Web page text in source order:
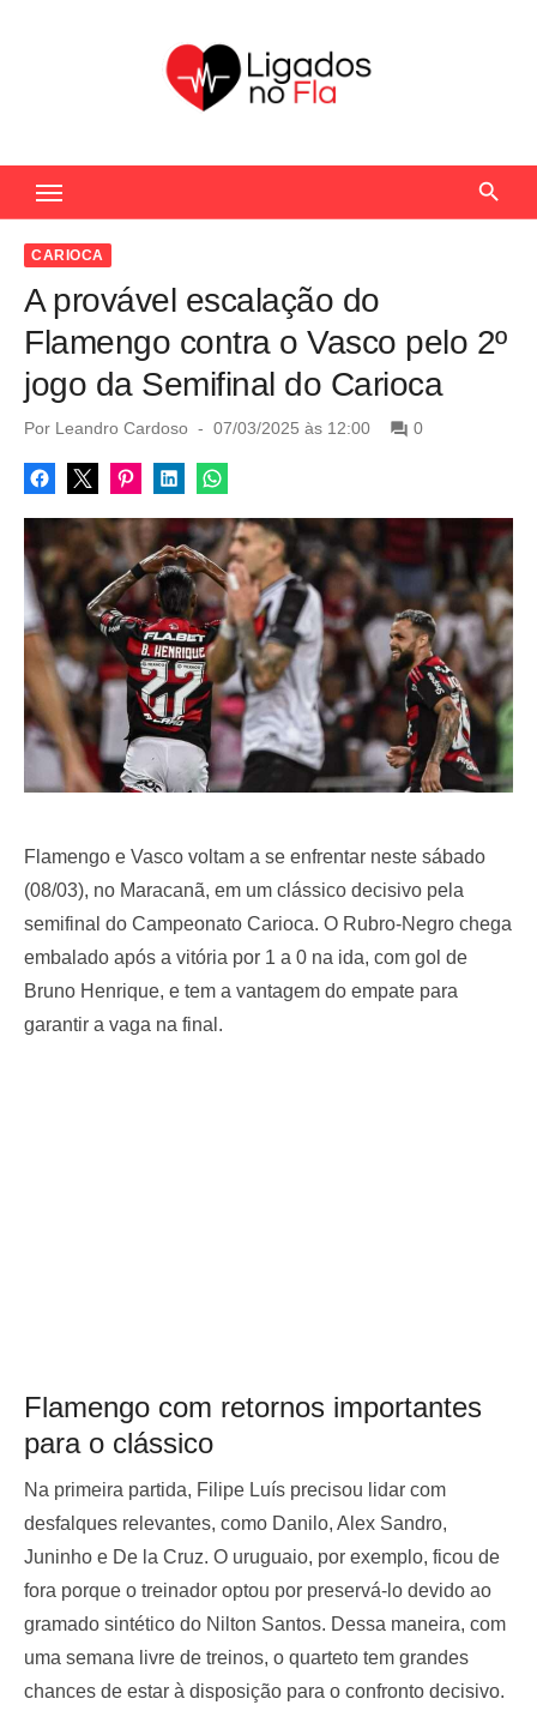
c
CARIOCA
A provável escalação do
Flamengo contra o Vasco pelo 2º
jogo da Semifinal do Carioca
Por Leandro Cardoso
P
s
t
d
o
n
07/03/2025 às 12:00 0
Flamengo e Vasco voltam a se enfrentar neste sábado
(08/03), no Maracanã, em um clássico decisivo pela
semifinal do Campeonato Carioca. O Rubro-Negro chega
embalado após a vitória por 1 a 0 na ida, com gol de
Bruno Henrique, e tem a vantagem do empate para
garantir a vaga na final.
Flamengo com retornos importantes
para o clássico
Na primeira partida, Filipe Luís precisou lidar com
desfalques relevantes, como Danilo, Alex Sandro,
Juninho e De la Cruz. O uruguaio, por exemplo, ficou de
fora porque o treinador optou por preservá-lo devido ao
gramado sintético do Nilton Santos. Dessa maneira, com
uma semana livre de treinos, o quarteto tem grandes
chances de estar à disposição para o confronto decisivo.